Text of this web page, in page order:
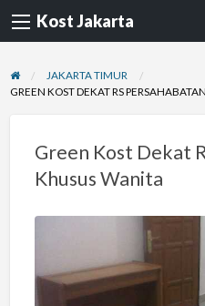
Kost Jakarta
JAKARTA TIMUR
GREEN KOST DEKAT RS
Green Kost Dekat
Khusus Wanita